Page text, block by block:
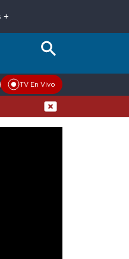
+
Voces adn Noticias
TV En Vivo